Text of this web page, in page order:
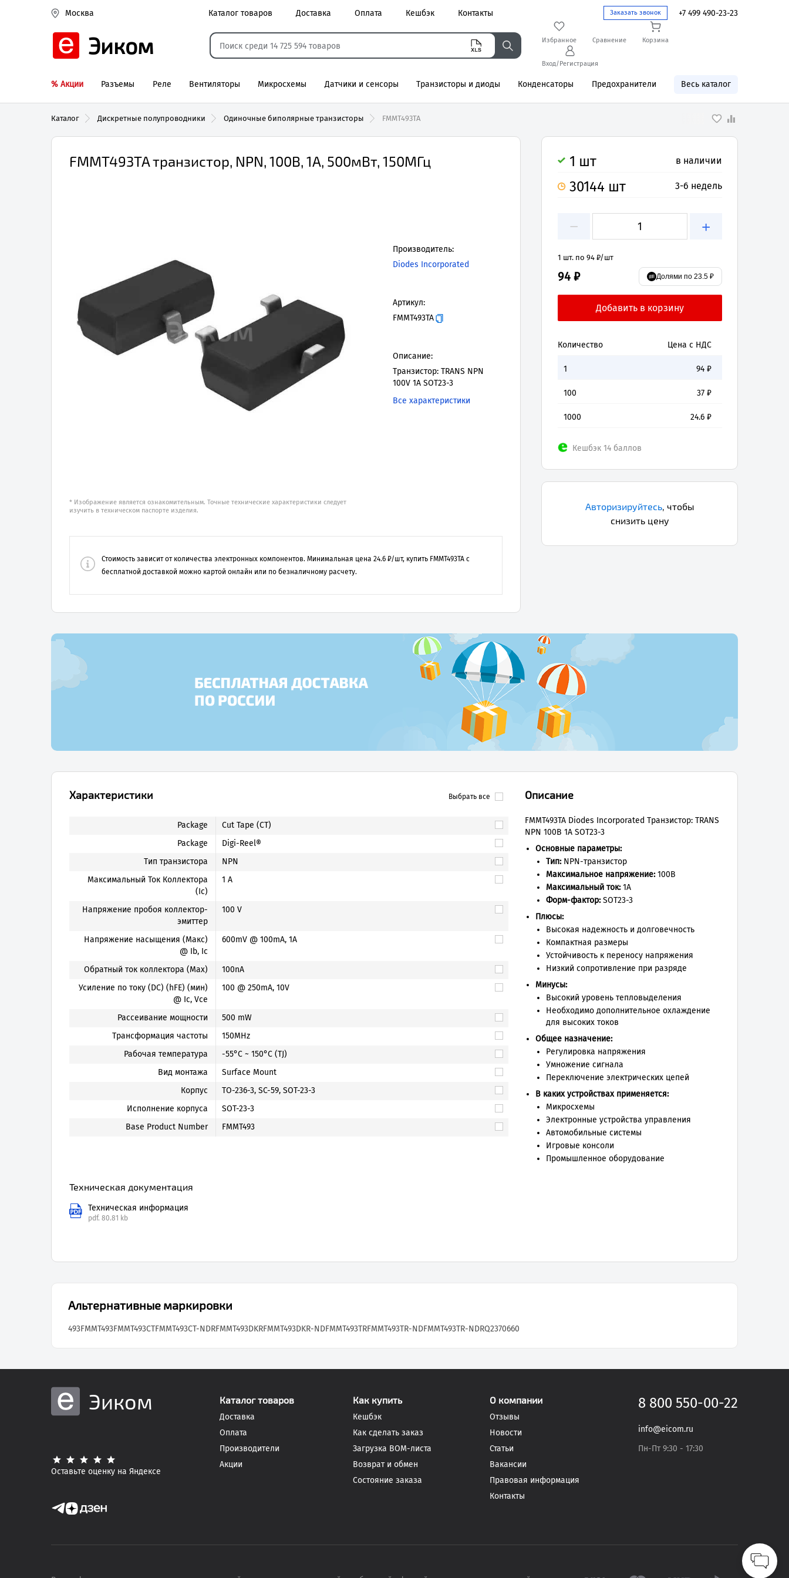
Москва Заказать звонок +7 499 490-23-23
Каталог товаров Доставка Оплата Кешбэк Контакты
Реле электромагнитные
Эиком Избранное Сравнение Корзина
Вход/Регистрация
% Акции Разъемы Реле Вентиляторы Микросхемы Датчики и сенсоры Транзисторы и диоды Конденсаторы Предохранители Весь каталог
Каталог Дискретные полупроводники Одиночные биполярные транзисторы FMMT493TA
FMMT493TA транзистор, NPN, 100В, 1А, 500мВт, 150МГц
* Изображение является ознакомительным. Точные технические характеристики следует
изучить в техническом паспорте изделия.
Производитель:
Diodes Incorporated
Артикул:
FMMT493TA
Описание:
Транзистор: TRANS NPN
100V 1A SOT23-3
Все характеристики
Стоимость зависит от количества электронных компонентов. Минимальная цена 24.6 ₽/шт, купить FMMT493TA с
бесплатной доставкой можно картой онлайн или по безналичному расчету.
1 шт в наличии
30144 шт 3-6 недель
− +
1 шт. по 94 ₽/шт
94 ₽ Долями по 23.5 ₽
Количество Цена с НДС
1 94 ₽
100 37 ₽
1000 24.6 ₽
Кешбэк 14 баллов
Авторизируйтесь, чтобы
снизить цену
Выбрать все
Характеристики
Package
Cut Tape (CT)
Package
Digi-Reel®
Тип транзистора
NPN
Максимальный Ток Коллектора
(Ic)
1 A
Напряжение пробоя коллектор-
эмиттер
100 V
Напряжение насыщения (Макс)
@ Ib, Ic
600mV @ 100mA, 1A
Обратный ток коллектора (Max)
100nA
Усиление по току (DC) (hFE) (мин)
@ Ic, Vce
100 @ 250mA, 10V
Рассеивание мощности
500 mW
Трансформация частоты
150MHz
Рабочая температура
-55°C ~ 150°C (TJ)
Вид монтажа
Surface Mount
Корпус
TO-236-3, SC-59, SOT-23-3
Исполнение корпуса
SOT-23-3
Base Product Number
FMMT493
Техническая документация
Техническая информация
pdf. 80.81 kb
Описание
FMMT493TA Diodes Incorporated Транзистор: TRANS
NPN 100В 1А SOT23-3
Основные параметры:
Тип:NPN-транзистор
Максимальное напряжение:100В
Максимальный ток:1А
Форм-фактор:SOT23-3
Плюсы:
Высокая надежность и долговечность
Компактная размеры
Устойчивость к переносу напряжения
Низкий сопротивление при разряде
Минусы:
Высокий уровень тепловыделения
Необходимо дополнительное охлаждение
для высоких токов
Общее назначение:
Регулировка напряжения
Умножение сигнала
Переключение электрических цепей
В каких устройствах применяется:
Микросхемы
Электронные устройства управления
Автомобильные системы
Игровые консоли
Промышленное оборудование
Альтернативные маркировки
493FMMT493FMMT493CTFMMT493CT-NDRFMMT493DKRFMMT493DKR-NDFMMT493TRFMMT493TR-NDFMMT493TR-NDRQ2370660
Эиком
Оставьте оценку на Яндексе
Каталог товаров
Доставка
Оплата
Производители
Акции
Как купить
Кешбэк
Как сделать заказ
Загрузка BOM-листа
Возврат и обмен
Состояние заказа
О компании
Отзывы
Новости
Статьи
Вакансии
Правовая информация
Контакты
8 800 550-00-22
info@eicom.ru
Пн-Пт 9:30 - 17:30